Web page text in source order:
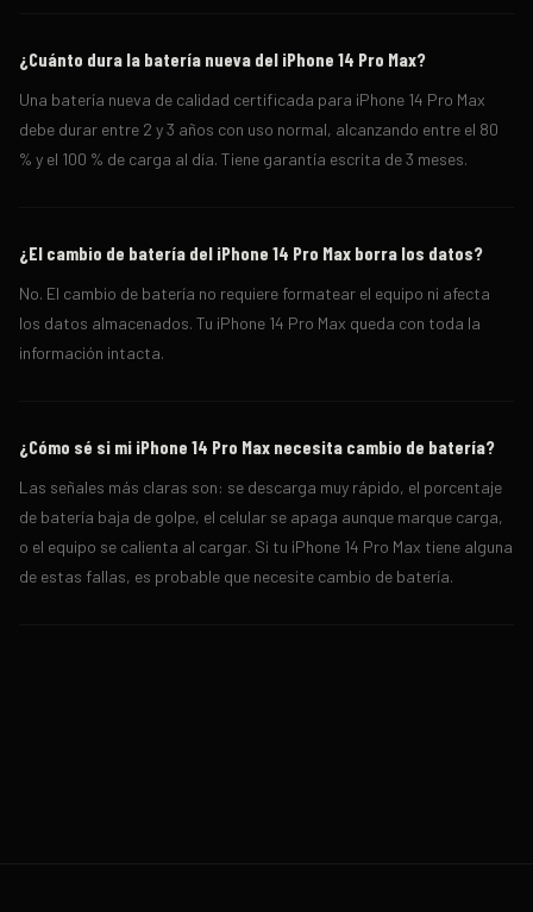
¿Cuánto dura la batería nueva del iPhone 14 Pro Max?
Una batería nueva de calidad certificada para iPhone 14 Pro Max
debe durar entre 2 y 3 años con uso normal, alcanzando entre el 80
% y el 100 % de carga al día. Tiene garantía escrita de 3 meses.
¿El cambio de batería del iPhone 14 Pro Max borra los datos?
No. El cambio de batería no requiere formatear el equipo ni afecta
los datos almacenados. Tu iPhone 14 Pro Max queda con toda la
información intacta.
¿Cómo sé si mi iPhone 14 Pro Max necesita cambio de batería?
Las señales más claras son: se descarga muy rápido, el porcentaje
de batería baja de golpe, el celular se apaga aunque marque carga,
o el equipo se calienta al cargar. Si tu iPhone 14 Pro Max tiene alguna
de estas fallas, es probable que necesite cambio de batería.